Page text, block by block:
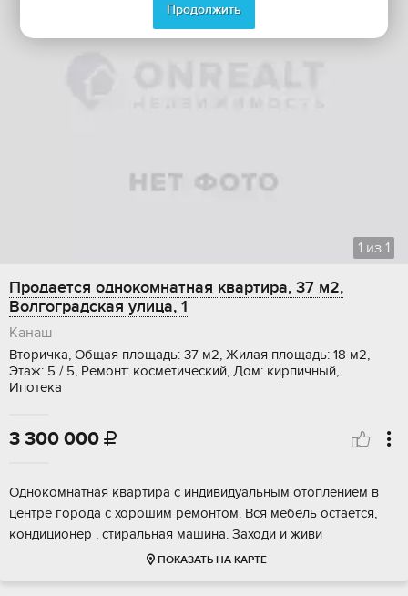
1 из 1
Продается однокомнатная квартира, 37 м2,
Волгоградская улица, 1
Канаш
Вторичка, Общая площадь: 37 м2, Жилая площадь: 18 м2,
Этаж: 5 / 5, Ремонт: косметический, Дом: кирпичный,
Ипотека
3 300 000 
Однокомнатная квартира с индивидуальным отоплением в
центре города с хорошим ремонтом. Вся мебель остается,
кондиционер , стиральная машина. Заходи и живи
ПОКАЗАТЬ НА КАРТЕ
Продолжить